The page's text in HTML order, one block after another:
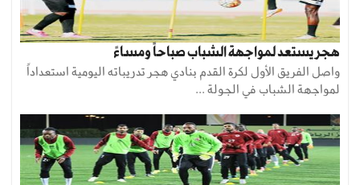
هجر يستعد لمواجهة الشباب صباحاً ومساءً
واصل الفريق الأول لكرة القدم بنادي هجر تدريباته اليومية استعداداً
لمواجهة الشباب في الجولة ...